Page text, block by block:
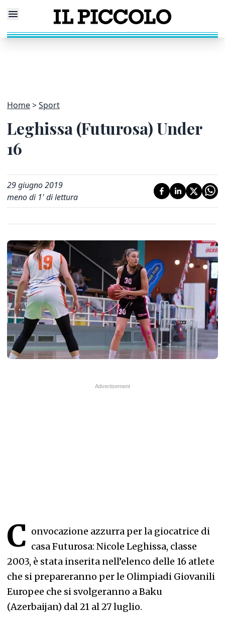
Home Sport
Leghissa (Futurosa) Under
16
29 giugno 2019
meno di 1' di lettura
C onvocazione azzurra per la giocatrice di
casa Futurosa: Nicole Leghissa, classe
2003, è stata inserita nell’elenco delle 16 atlete
che si prepareranno per le Olimpiadi Giovanili
Europee che si svolgeranno a Baku
(Azerbaijan) dal 21 al 27 luglio.